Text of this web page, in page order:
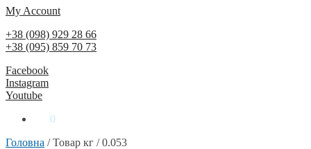
My Account
+38 (098) 929 28 66
+38 (095) 859 70 73
Facebook
Instagram
Youtube
0
Головна /Товар кг /0.053